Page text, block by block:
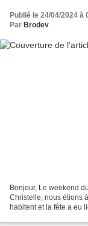
Publié le 24/04/2024 à
Par Brodev
Bonjour, Le weekend
Christelle, nous étions
habitent et la fête a eu